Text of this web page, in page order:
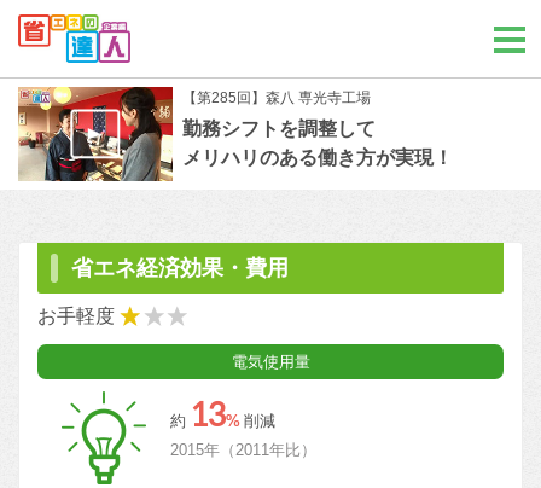
【第285回】森八 専光寺工場
勤務シフトを調整して
メリハリのある働き方が実現！
省エネ経済効果・費用
お手軽度
電気使用量
約 13% 削減
2015年（2011年比）